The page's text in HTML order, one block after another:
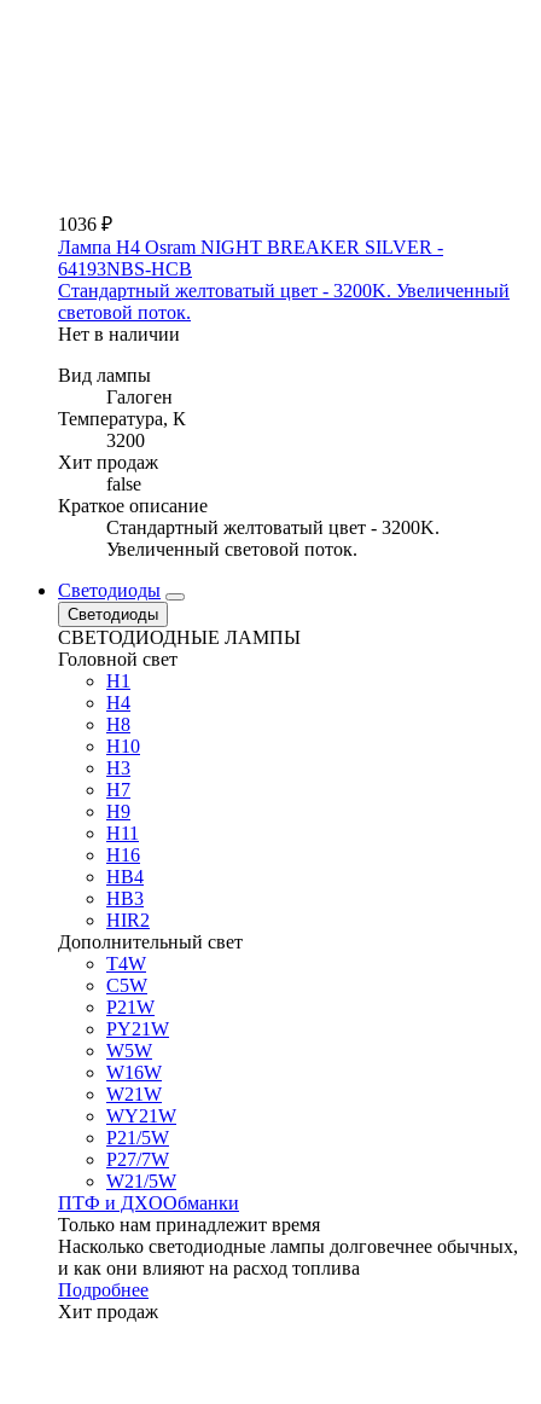
1036 ₽
Лампа H4 Osram NIGHT BREAKER SILVER -
64193NBS-HCB
Стандартный желтоватый цвет - 3200K. Увеличенный
световой поток.
Нет в наличии
Вид лампы
Галоген
Температура, К
3200
Хит продаж
false
Краткое описание
Стандартный желтоватый цвет - 3200K.
Увеличенный световой поток.
Светодиоды
Светодиоды
СВЕТОДИОДНЫЕ ЛАМПЫ
Головной свет
H1
H4
H8
H10
H3
H7
H9
H11
H16
HB4
HB3
HIR2
Дополнительный свет
T4W
C5W
P21W
PY21W
W5W
W16W
W21W
WY21W
P21/5W
P27/7W
W21/5W
ПТФ и ДXООбманки
Только нам принадлежит время
Насколько светодиодные лампы долговечнее обычных,
и как они влияют на расход топлива
Подробнее
Хит продаж